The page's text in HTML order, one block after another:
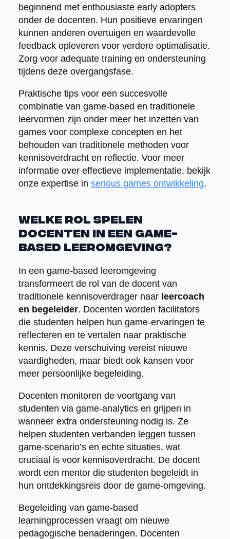
beginnend met enthousiaste early adopters
onder de docenten. Hun positieve ervaringen
kunnen anderen overtuigen en waardevolle
feedback opleveren voor verdere optimalisatie.
Zorg voor adequate training en ondersteuning
tijdens deze overgangsfase.
Praktische tips voor een succesvolle
combinatie van game-based en traditionele
leervormen zijn onder meer het inzetten van
games voor complexe concepten en het
behouden van traditionele methoden voor
kennisoverdracht en reflectie. Voor meer
informatie over effectieve implementatie, bekijk
onze expertise in serious games ontwikkeling.
Welke rol spelen
docenten in een game-
based leeromgeving?
In een game-based leeromgeving
transformeert de rol van de docent van
traditionele kennisoverdrager naar leercoach
en begeleider. Docenten worden facilitators
die studenten helpen hun game-ervaringen te
reflecteren en te vertalen naar praktische
kennis. Deze verschuiving vereist nieuwe
vaardigheden, maar biedt ook kansen voor
meer persoonlijke begeleiding.
Docenten monitoren de voortgang van
studenten via game-analytics en grijpen in
wanneer extra ondersteuning nodig is. Ze
helpen studenten verbanden leggen tussen
game-scenario’s en echte situaties, wat
cruciaal is voor kennisoverdracht. De docent
wordt een mentor die studenten begeleidt in
hun ontdekkingsreis door de game-omgeving.
Begeleiding van game-based
learningprocessen vraagt om nieuwe
pedagogische benaderingen. Docenten